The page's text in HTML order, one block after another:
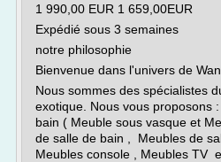
1 990,00 EUR 1 659,00EUR
Expédié sous 3 semaines
notre philosophie
Bienvenue dans l'univers de
Nous sommes des spécialistes
exotique. Nous vous proposons
bain ( Meuble sous vasque et
de salle de bain , Meubles de
Meubles console , Meubles TV